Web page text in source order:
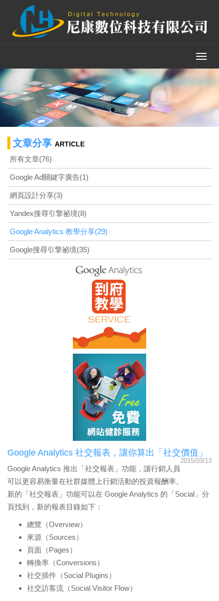
文章分享 ARTICLE
所有文章(76)
Google Ad關鍵字廣告(1)
網頁設計分享(3)
Yandex搜尋引擎祕境(8)
Google Analytics 教學分享(29)
Google搜尋引擎祕境(35)
Google Analytics 社交報表，讓你算出「社交價值」
2015/03/13
Google Analytics 推出「社交報表」功能，讓行銷人員
可以更容易衡量在社群媒體上行銷活動的投資報酬率。
新的「社交報表」功能可以在 Google Analytics 的「Social」分
頁找到，新的報表目錄如下：
總覽（Overview）
來源（Sources）
頁面（Pages）
轉換率（Conversions）
社交插件（Social Plugins）
社交訪客流（Social Visitor Flow）